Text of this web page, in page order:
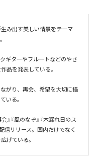
生み出す美しい情景をテーマ
ギターやフルートなどのやさ
品を発表している。
がり、再会、希望を大切に描
いる。
『風のなぞ』『木漏れ日のス
信リリース。国内だけでなく
げている。